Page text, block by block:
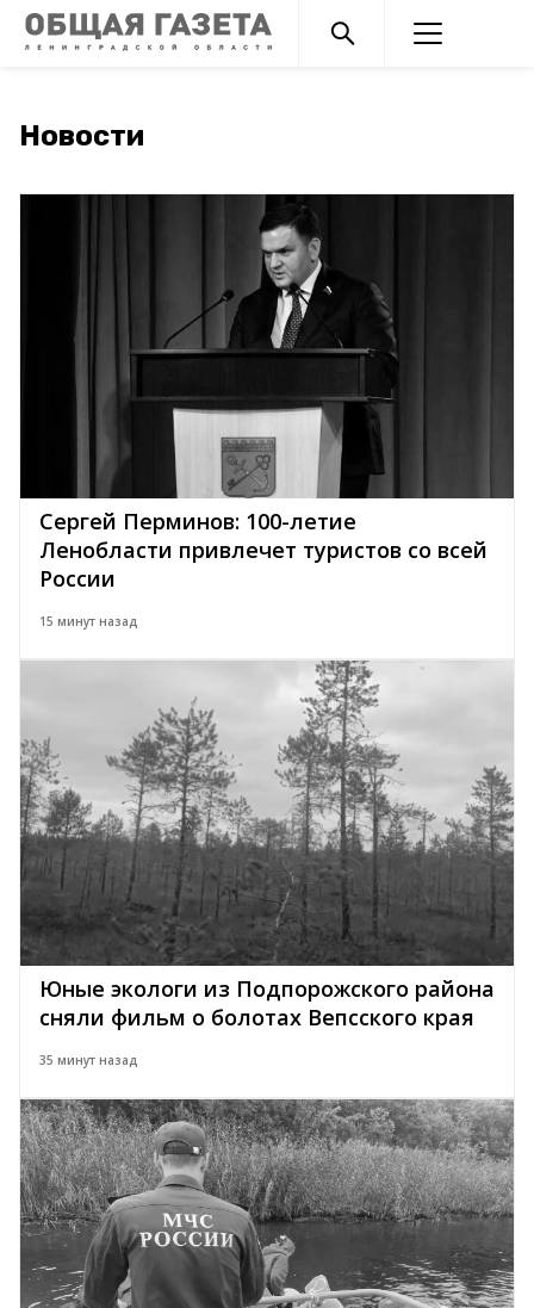
Новости
Сергей Перминов: 100-летие
Ленобласти привлечет туристов со всей
России
15 минут назад
Юные экологи из Подпорожского района
сняли фильм о болотах Вепсского края
35 минут назад